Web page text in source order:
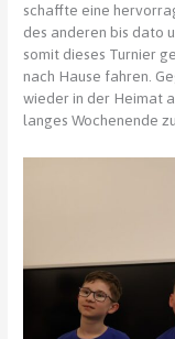
schaffte eine
des anderen bis dato
somit dieses Turnier
nach Hause fahren.
wieder in der Heimat
langes Wochenende